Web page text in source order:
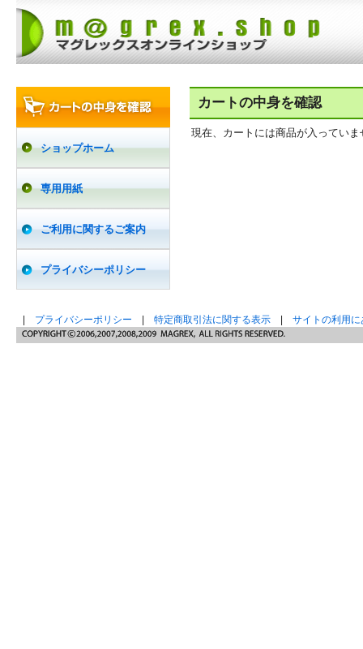
ショップホーム
専用用紙
ご利用に関するご案内
プライバシーポリシー
カートの中身を確認
現在、カートには商品が入っていま
プライバシーポリシー 特定商取引法に関する表示 サイトの利用に